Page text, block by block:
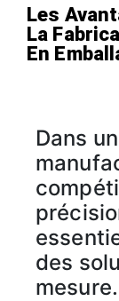
Les
La
En
Dans
des
mesure.